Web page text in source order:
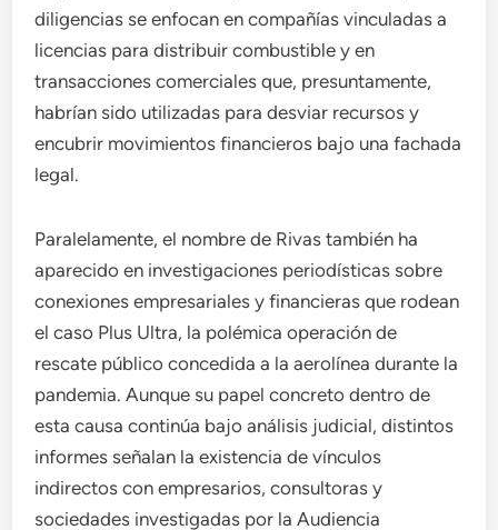
diligencias se enfocan en compañías vinculadas a
licencias para distribuir combustible y en
transacciones comerciales que, presuntamente,
habrían sido utilizadas para desviar recursos y
encubrir movimientos financieros bajo una fachada
legal.
Paralelamente, el nombre de Rivas también ha
aparecido en investigaciones periodísticas sobre
conexiones empresariales y financieras que rodean
el caso Plus Ultra, la polémica operación de
rescate público concedida a la aerolínea durante la
pandemia. Aunque su papel concreto dentro de
esta causa continúa bajo análisis judicial, distintos
informes señalan la existencia de vínculos
indirectos con empresarios, consultoras y
sociedades investigadas por la Audiencia